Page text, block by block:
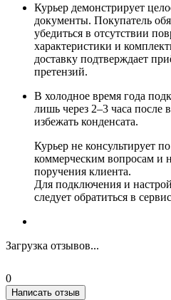
Курьер демонстрирует
документы. Покупатель
убедиться в отсутствии
характеристики и
доставку подтверждает
претензий.
В холодное время года
лишь через 2–3 часа
избежать конденсата.
Курьер не консультирует
коммерческим вопросам и
поручения клиента.
Для подключения и
следует обратиться в
Загрузка отзывов...
0
Написать отзыв